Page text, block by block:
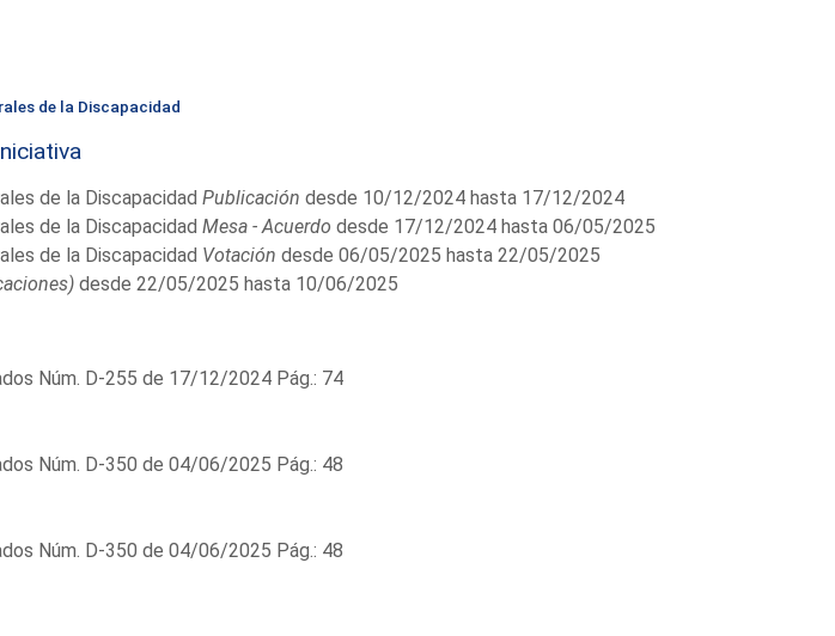
de la Discapacidad
de la Discapacidad Publicación desde 10/12/2024 hasta 17/12/2024
de la Discapacidad Mesa - Acuerdo desde 17/12/2024 hasta 06/05/2025
de la Discapacidad Votación desde 06/05/2025 hasta 22/05/2025
desde 22/05/2025 hasta 10/06/2025
Núm. D-255 de 17/12/2024 Pág.: 74
Núm. D-350 de 04/06/2025 Pág.: 48
Núm. D-350 de 04/06/2025 Pág.: 48